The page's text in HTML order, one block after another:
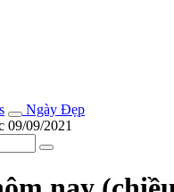
Ngày Đẹp
09/09/2021